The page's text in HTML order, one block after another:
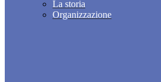
La storia
Organizzazione